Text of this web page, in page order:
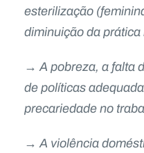
esterilização
diminuição da
→ A pobreza, a falta
de políticas
precariedade no
→ A violência